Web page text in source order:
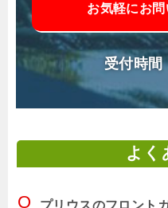
お気軽にお
受付時
よく
プリウスのフロント